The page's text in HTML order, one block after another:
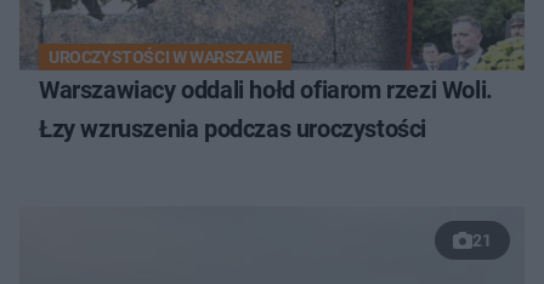
UROCZYSTOŚCI W WARSZAWIE
Warszawiacy oddali hołd ofiarom rzezi Woli.
Łzy wzruszenia podczas uroczystości
21